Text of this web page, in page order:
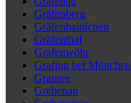
Gräfenberg
Gräfenhainichen
Gräfenthal
Grafenwöhr
Grafing bei München
Gransee
Grebenau